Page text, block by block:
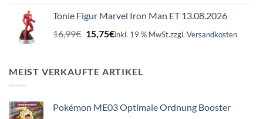
16,99€15,75€.
Tonie Figur Marvel Iron Man ET 13.08.2026
16,99€ Ursprünglicher
Preis
16,99€
15,75€Aktueller
15,75€.
inkl. 19 % MwSt.zzgl. Versandkosten
MEIST VERKAUFTE ARTIKEL
Pokémon ME03 Optimale Ordnung Booster